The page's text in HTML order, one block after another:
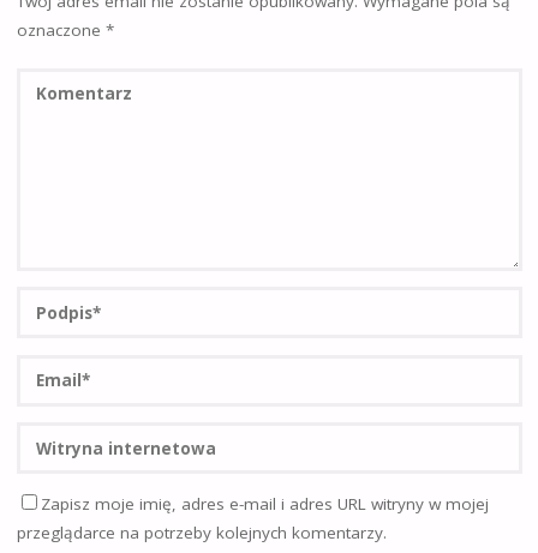
oznaczone *
Zapisz moje imię, adres e-mail i adres URL witryny w mojej
przeglądarce na potrzeby kolejnych komentarzy.